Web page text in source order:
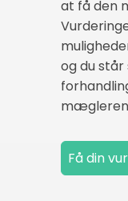
at få den
og du